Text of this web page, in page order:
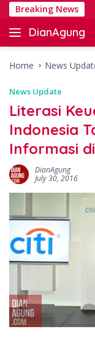
Skip
content
Breaking News
DianAgung
Blog
&
Insights
Home News
News Update
Literasi
Indonesia
Informasi
DianAgung
July 30, 2016